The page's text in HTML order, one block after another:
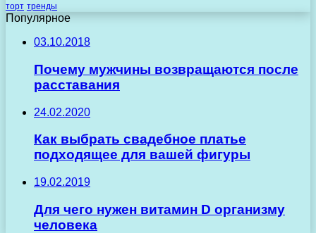
торт тренды
Популярное
03.10.2018
Почему мужчины возвращаются после
расставания
24.02.2020
Как выбрать свадебное платье
подходящее для вашей фигуры
19.02.2019
Для чего нужен витамин D организму
человека